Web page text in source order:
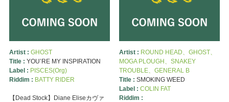
Artist : GHOST
Title : YOU’RE MY INSPIRATION
Label : PISCES(Org)
Riddim : BATTY RIDER
【Dead Stock】Diane Eliseカヴァ
Artist : ROUND HEAD、GHOST、
MOGA PLOUGH、SNAKEY
TROUBLE、GENERAL B
Title : SMOKING WEED
Label : COLIN FAT
Riddim :